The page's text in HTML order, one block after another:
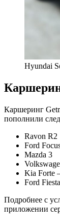
Hyundai
Каршеринг
пополнили
Ravon R2
Ford
Mazda 3
Kia Forte
Ford
Подробнее с
приложении